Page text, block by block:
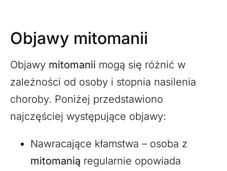
Objawy mitomanii
Objawy mitomanii mogą się różnić w
zależności od osoby i stopnia nasilenia
choroby. Poniżej przedstawiono
najczęściej występujące objawy:
Nawracające kłamstwa – osoba z
mitomanią regularnie opowiada